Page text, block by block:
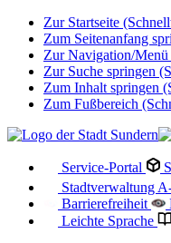
Zur Startseite
Zum Seitenanfang
Zur Navigation/Menü
Zur Suche springen
Zum Inhalt springen
Zum Fußbereich
Service-Portal
Stadtverwaltung
Barrierefreiheit
Leichte Sprache